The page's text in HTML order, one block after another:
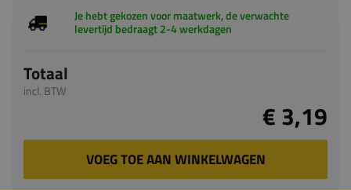
Totaal
incl. BTW
WIJ WORDEN BEOORDEELD MET EEN 8.8